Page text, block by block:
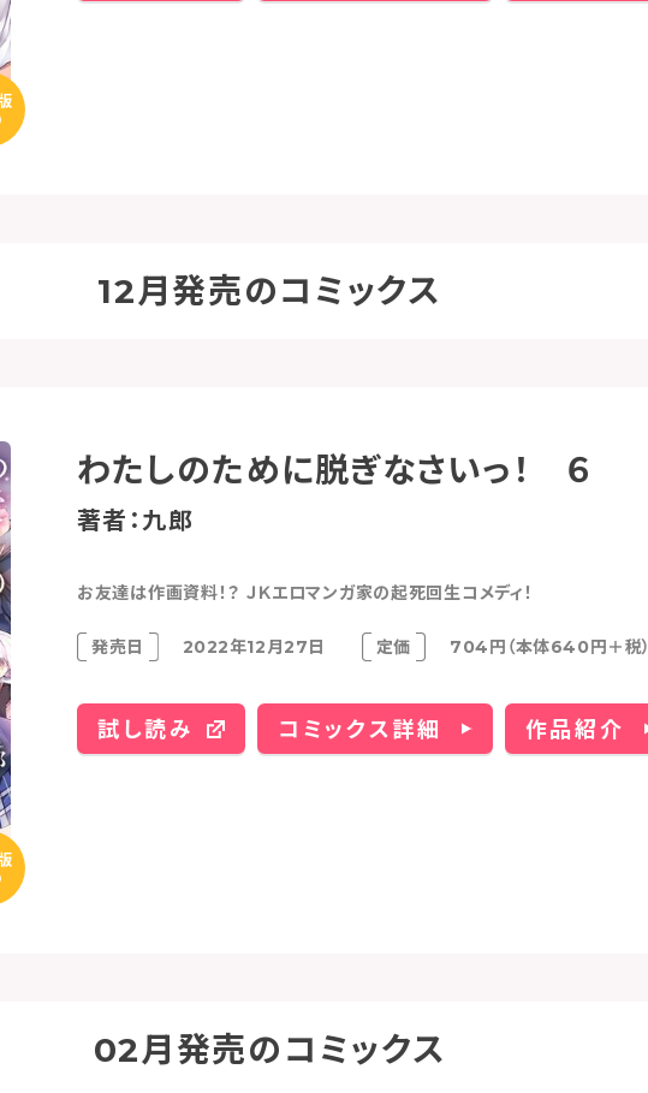
12月発売のコミックス
わたしのために脱ぎなさいっ！ ６
著者：九郎
お友達は作画資料！？ ＪＫエロマンガ家の起死回生コメディ！
発売日 2022年12月27日 定価 704円（本体640円＋税）
試し読み コミックス詳細 作品紹介
02月発売のコミックス